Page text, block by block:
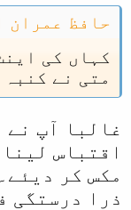
حافظ عمران
کہاں کی
متی نے کنبہ
غالبا آپ نے
اقتباس
مکس کر دیئے۔
ذرا درستگی